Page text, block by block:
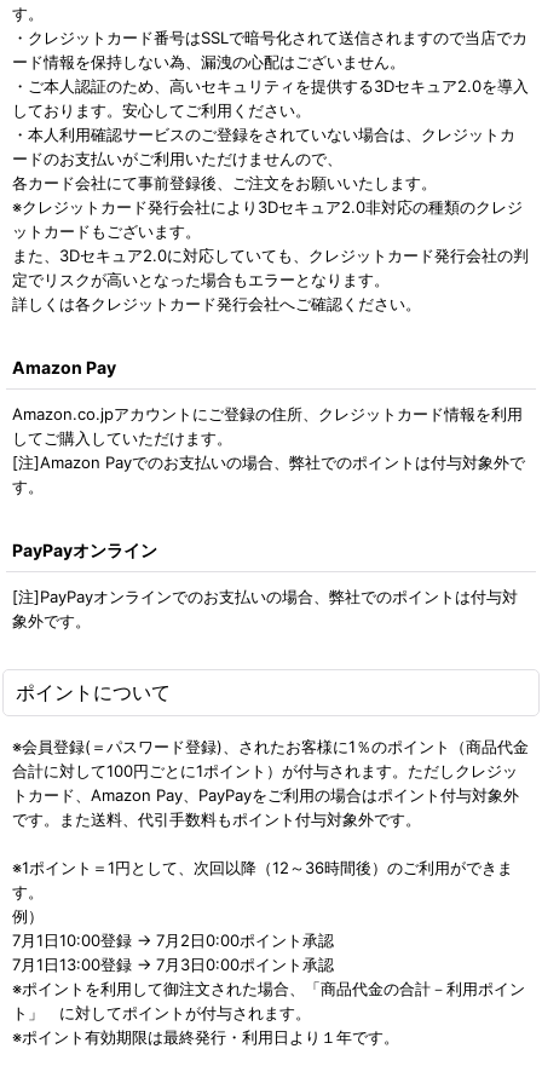
す。
・クレジットカード番号はSSLで暗号化されて送信されますので当店でカ
ード情報を保持しない為、漏洩の心配はございません。
・ご本人認証のため、高いセキュリティを提供する3Dセキュア2.0を導入
しております。安心してご利用ください。
・本人利用確認サービスのご登録をされていない場合は、クレジットカ
ードのお支払いがご利用いただけませんので、
各カード会社にて事前登録後、ご注文をお願いいたします。
※クレジットカード発行会社により3Dセキュア2.0非対応の種類のクレジ
ットカードもございます。
また、3Dセキュア2.0に対応していても、クレジットカード発行会社の判
定でリスクが高いとなった場合もエラーとなります。
詳しくは各クレジットカード発行会社へご確認ください。
Amazon Pay
Amazon.co.jpアカウントにご登録の住所、クレジットカード情報を利用
してご購入していただけます。
[注]Amazon Payでのお支払いの場合、弊社でのポイントは付与対象外で
す。
PayPayオンライン
[注]PayPayオンラインでのお支払いの場合、弊社でのポイントは付与対
象外です。
ポイントについて
※会員登録(＝パスワード登録)、されたお客様に1％のポイント（商品代金
合計に対して100円ごとに1ポイント）が付与されます。ただしクレジッ
トカード、Amazon Pay、PayPayをご利用の場合はポイント付与対象外
です。また送料、代引手数料もポイント付与対象外です。
※1ポイント＝1円として、次回以降（12～36時間後）のご利用ができま
す。
例）
7月1日10:00登録 → 7月2日0:00ポイント承認
7月1日13:00登録 → 7月3日0:00ポイント承認
※ポイントを利用して御注文された場合、「商品代金の合計－利用ポイン
ト」 に対してポイントが付与されます。
※ポイント有効期限は最終発行・利用日より１年です。